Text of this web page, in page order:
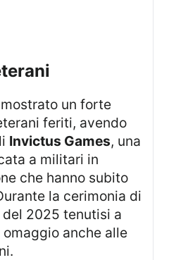
feriti, avendo
Invictus Games, una
a militari in
che hanno subito
la cerimonia di
2025 tenutisi a
anche alle